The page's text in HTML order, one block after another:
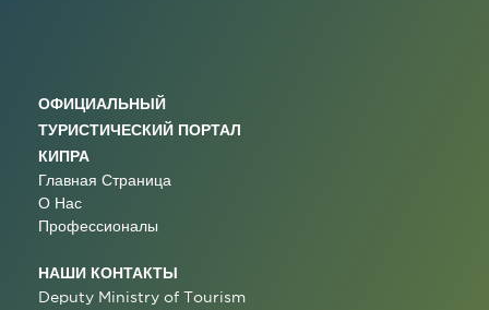
ОФИЦИАЛЬНЫЙ
ТУРИСТИЧЕСКИЙ ПОРТАЛ
КИПРА
Главная Страница
О Нас
Профессионалы
НАШИ КОНТАКТЫ
Deputy Ministry of Tourism